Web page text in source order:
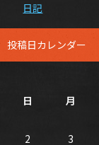
日記
投稿日カレンダー
日
月
2
3